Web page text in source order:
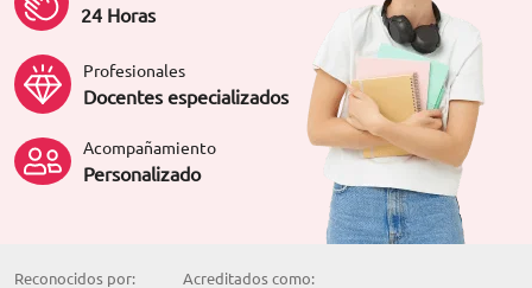
24 Horas
Profesionales
Docentes especializados
Acompañamiento
Personalizado
Reconocidos por: Acreditados como: